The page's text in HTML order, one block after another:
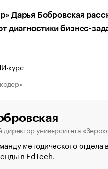
Дарья Бобровская
диагностики бизнес-
директор университета
методического отдела
в EdTech.